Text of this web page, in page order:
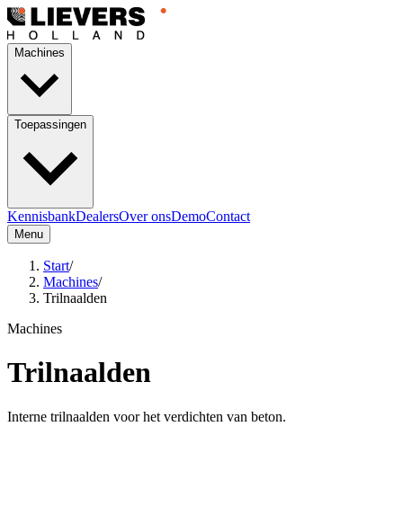
Machines
Toepassingen
KennisbankDealersOver onsDemoContact
Menu
Start/
Machines/
Trilnaalden
Machines
Trilnaalden
Interne trilnaalden voor het verdichten van beton.